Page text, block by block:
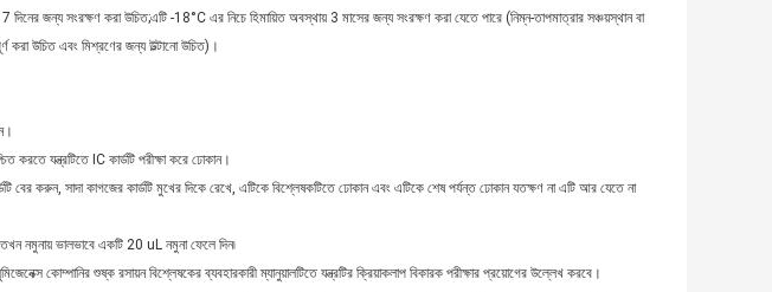
7 দিনের জন্য সংরক্ষণ করা উচিত;এটি -18°C এর নিচে হিমায়িত অবস্থায় 3 মাসের জন্য সংরক্ষণ করা যেতে পারে (নিম্ন-তাপমাত্রার সঞ্চয়স্থান বা
করা উচিত এবং মিশ্রণের জন্য উল্টানো উচিত)।
করতে যন্ত্রটিতে IC কার্ডটি পরীক্ষা করে ঢোকান।
বের করুন, সাদা কাগজের কার্ডটি মুখের দিকে রেখে, এটিকে বিশ্লেষকটিতে ঢোকান এবং এটিকে শেষ পর্যন্ত ঢোকান যতক্ষণ না এটি আর যেতে না
নমুনায় ভালভাবে একটি 20 uL নমুনা ফেলে দিন৷
কোম্পানির শুষ্ক রসায়ন বিশ্লেষকের ব্যবহারকারী ম্যানুয়ালটিতে যন্ত্রটির ক্রিয়াকলাপ বিকারক পরীক্ষার প্রয়োগের উল্লেখ করবে।